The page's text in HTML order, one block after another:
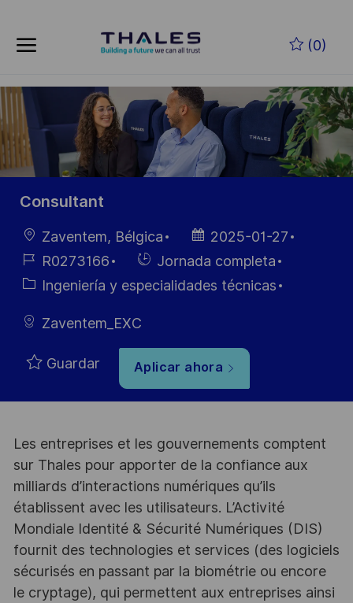
(0)
-
Consultant
Ubicación
Zaventem, Bélgica
Fecha de
publicación
2025-01-27
ID de
empleo
R0273166
Hiring
Type
Jornada completa
Categoría
Ingeniería y especialidades técnicas
Zaventem_EXC
Guardar Aplicar ahora
Les entreprises et les gouvernements comptent
sur Thales pour apporter de la confiance aux
milliards d’interactions numériques qu’ils
établissent avec les utilisateurs. L’Activité
Mondiale Identité & Sécurité Numériques (DIS)
fournit des technologies et services (des logiciels
sécurisés en passant par la biométrie ou encore
le cryptage), qui permettent aux entreprises ainsi